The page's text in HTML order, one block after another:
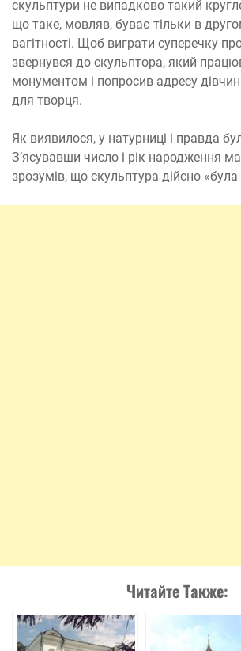
скульптури не випадково такий
що таке, мовляв, буває тільки в
вагітності. Щоб виграти суперечку
звернувся до скульптора, який
монументом і попросив адресу
для творця.
Як виявилося, у натурниці і правда
З’ясувавши число і рік народження
зрозумів, що скульптура дійсно «була
Читайте Также: